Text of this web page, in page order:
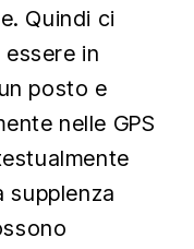
Quindi ci
in
posto e
nelle GPS
supplenza